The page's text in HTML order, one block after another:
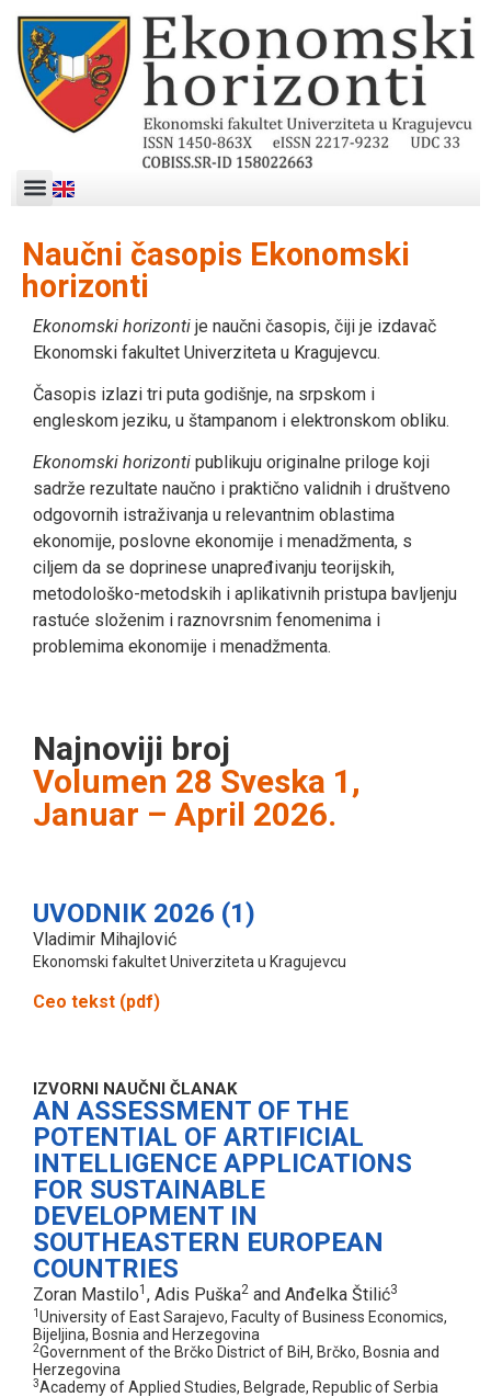
Naučni časopis Ekonomski
horizonti
Ekonomski horizonti je naučni časopis, čiji je izdavač
Ekonomski fakultet Univerziteta u Kragujevcu.
Časopis izlazi tri puta godišnje, na srpskom i
engleskom jeziku, u štampanom i elektronskom obliku.
Ekonomski horizonti publikuju originalne priloge koji
sadrže rezultate naučno i praktično validnih i društveno
odgovornih istraživanja u relevantnim oblastima
ekonomije, poslovne ekonomije i menadžmenta, s
ciljem da se doprinese unapređivanju teorijskih,
metodološko-metodskih i aplikativnih pristupa bavljenju
rastuće složenim i raznovrsnim fenomenima i
problemima ekonomije i menadžmenta.
Najnoviji broj
Volumen 28 Sveska 1,
Januar – April 2026.
UVODNIK 2026 (1)
Vladimir Mihajlović
Ekonomski fakultet Univerziteta u Kragujevcu
Ceo tekst (pdf)
IZVORNI NAUČNI ČLANAK
AN ASSESSMENT OF THE
POTENTIAL OF ARTIFICIAL
INTELLIGENCE APPLICATIONS
FOR SUSTAINABLE
DEVELOPMENT IN
SOUTHEASTERN EUROPEAN
COUNTRIES
Zoran Mastilo1 , Adis Puška2 and Anđelka Štilić3
1University of East Sarajevo, Faculty of Business Economics,
Bijeljina, Bosnia and Herzegovina
2Government of the Brčko District of BiH, Brčko, Bosnia and
Herzegovina
3Academy of Applied Studies, Belgrade, Republic of Serbia